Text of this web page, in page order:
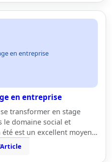
en entreprise
en entreprise
transformer en stage
le domaine social et
est un excellent moyen…